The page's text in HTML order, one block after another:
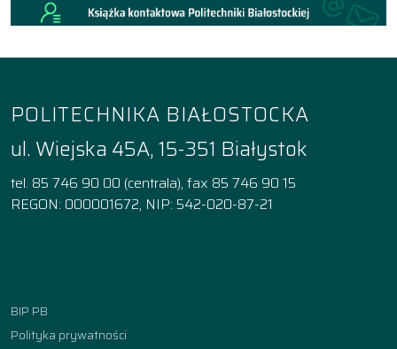
POLITECHNIKA BIAŁOSTOCKA
ul. Wiejska 45A, 15-351 Białystok
tel. 85 746 90 00 (centrala), fax 85 746 90 15
REGON: 000001672, NIP: 542-020-87-21
BIP PB
Polityka prywatności